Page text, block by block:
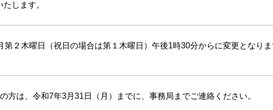
します。
２木曜日（祝日の場合は第１木曜日）午後1時30分からに変更となりま
方は、令和7年3月31日（月）までに、事務局までご連絡ください。